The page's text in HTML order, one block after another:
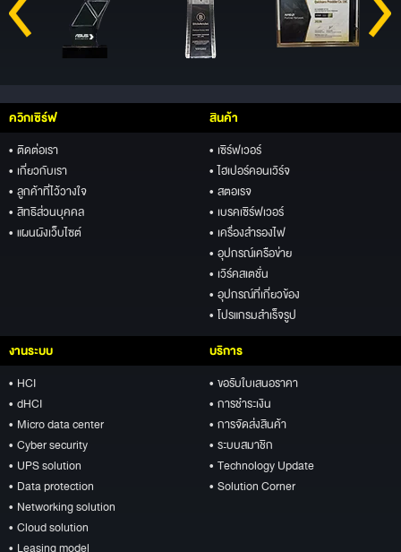
ควิกเซิร์ฟ
• ติดต่อเรา
• เกี่ยวกับเรา
• ลูกค้าที่ไว้วางใจ
• สิทธิส่วนบุคคล
• แผนผังเว็บไซต์
สินค้า
• เซิร์ฟเวอร์
• ไฮเปอร์คอนเวิร์จ
• สตอเรจ
• เบรคเซิร์ฟเวอร์
• เครื่องสำรองไฟ
• อุปกรณ์เครือข่าย
• เวิร์คสเตชั่น
• อุปกรณ์ที่เกี่ยวข้อง
• โปรแกรมสำเร็จรูป
งานระบบ
• HCI
• dHCI
• Micro data center
• Cyber security
• UPS solution
• Data protection
• Networking solution
• Cloud solution
• Leasing model
บริการ
• ขอรับใบเสนอราคา
• การชำระเงิน
• การจัดส่งสินค้า
• ระบบสมาชิก
• Technology Update
• Solution Corner